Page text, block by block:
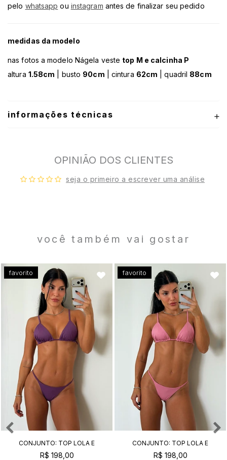
pelo whatsapp ou instagram antes de finalizar seu pedido
medidas da modelo
nas fotos a modelo Nágela veste top M e calcinha P
altura 1.58cm | busto 90cm | cintura 62cm | quadril 88cm
informações técnicas
OPINIÃO DOS CLIENTES
seja o primeiro a escrever uma análise
você também vai gostar
favorito
CONJUNTO: TOP LOLA E
CALCINHA CARLY AMETISTA
R$ 198,00
favorito
CONJUNTO: TOP LOLA E
CALCINHA CARLY CHICLETE
R$ 198,00